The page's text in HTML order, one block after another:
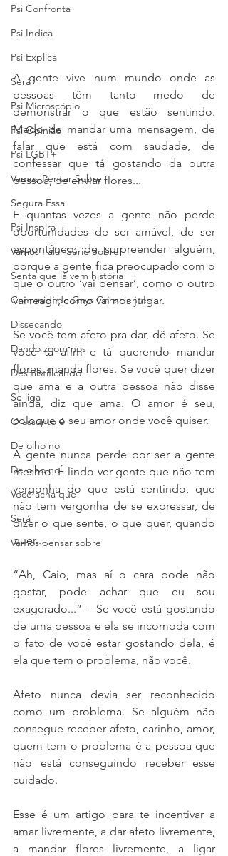
Psi Confronta
Psi Indica
Psi Explica
Será
Psi Microscópio
Psi Opinião
Psi LGBT+
Vamos Pensar Sobre
Segura Essa
Psi Inspira
Vamos Falar Sério Sobre
Senta que lá vem história
Comunidade Gays Conscientes
Dissecando
Dando zoom nos
Desmistificando
Se liga
O assunto é
De olho no
De olho no
Você acha que
Será
Vamos pensar sobre
A gente vive num mundo onde as
pessoas têm tanto medo de
demonstrar o que estão sentindo.
Medo de mandar uma mensagem, de
falar que está com saudade, de
confessar que tá gostando da outra
pessoa, de enviar flores...
E quantas vezes a gente não perde
oportunidades de ser amável, de ser
espontâneo, de surpreender alguém,
porque a gente fica preocupado com o
que o outro ‘vai pensar’, como o outro
vai reagir, como vai nos julgar.
Se você tem afeto pra dar, dê afeto. Se
você tá afim e tá querendo mandar
flores, manda flores. Se você quer dizer
que ama e a outra pessoa não disse
ainda, diz que ama. O amor é seu,
coloque o seu amor onde você quiser.
A gente nunca perde por ser a gente
mesmo. É lindo ver gente que não tem
vergonha do que está sentindo, que
não tem vergonha de se expressar, de
dizer o que sente, o que quer, quando
quer...
“Ah, Caio, mas aí o cara pode não
gostar, pode achar que eu sou
exagerado...” – Se você está gostando
de uma pessoa e ela se incomoda com
o fato de você estar gostando dela, é
ela que tem o problema, não você.
Afeto nunca devia ser reconhecido
como um problema. Se alguém não
consegue receber afeto, carinho, amor,
quem tem o problema é a pessoa que
não está conseguindo receber esse
cuidado.
Esse é um artigo para te incentivar a
amar livremente, a dar afeto livremente,
a mandar flores livremente, a ligar